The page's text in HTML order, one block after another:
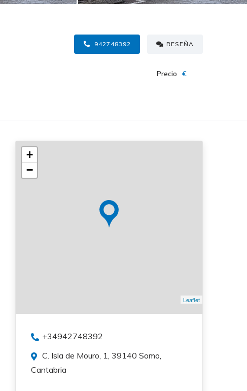
942748392 RESEÑA
Precio €
+
−
Leaflet
+34942748392
C. Isla de Mouro, 1, 39140 Somo,
Cantabria